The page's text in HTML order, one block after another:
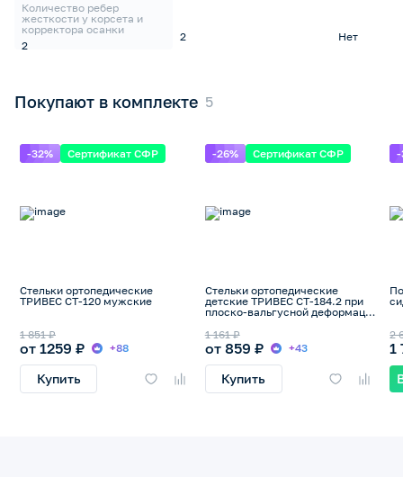
Количество ребер
жесткости у корсета и
корректора осанки
2
2 Нет
Покупают в комплекте
-32% Сертификат СФР
Стельки ортопедические
ТРИВЕС СТ-120 мужские
от 1259 ₽
1 851 ₽
+88
Купить
-26% Сертификат СФР
Стельки ортопедические
детские ТРИВЕС СТ-184.2 при
плоско-вальгусной деформации
от 859 ₽
1 161 ₽
+43
Купить
-
1
2